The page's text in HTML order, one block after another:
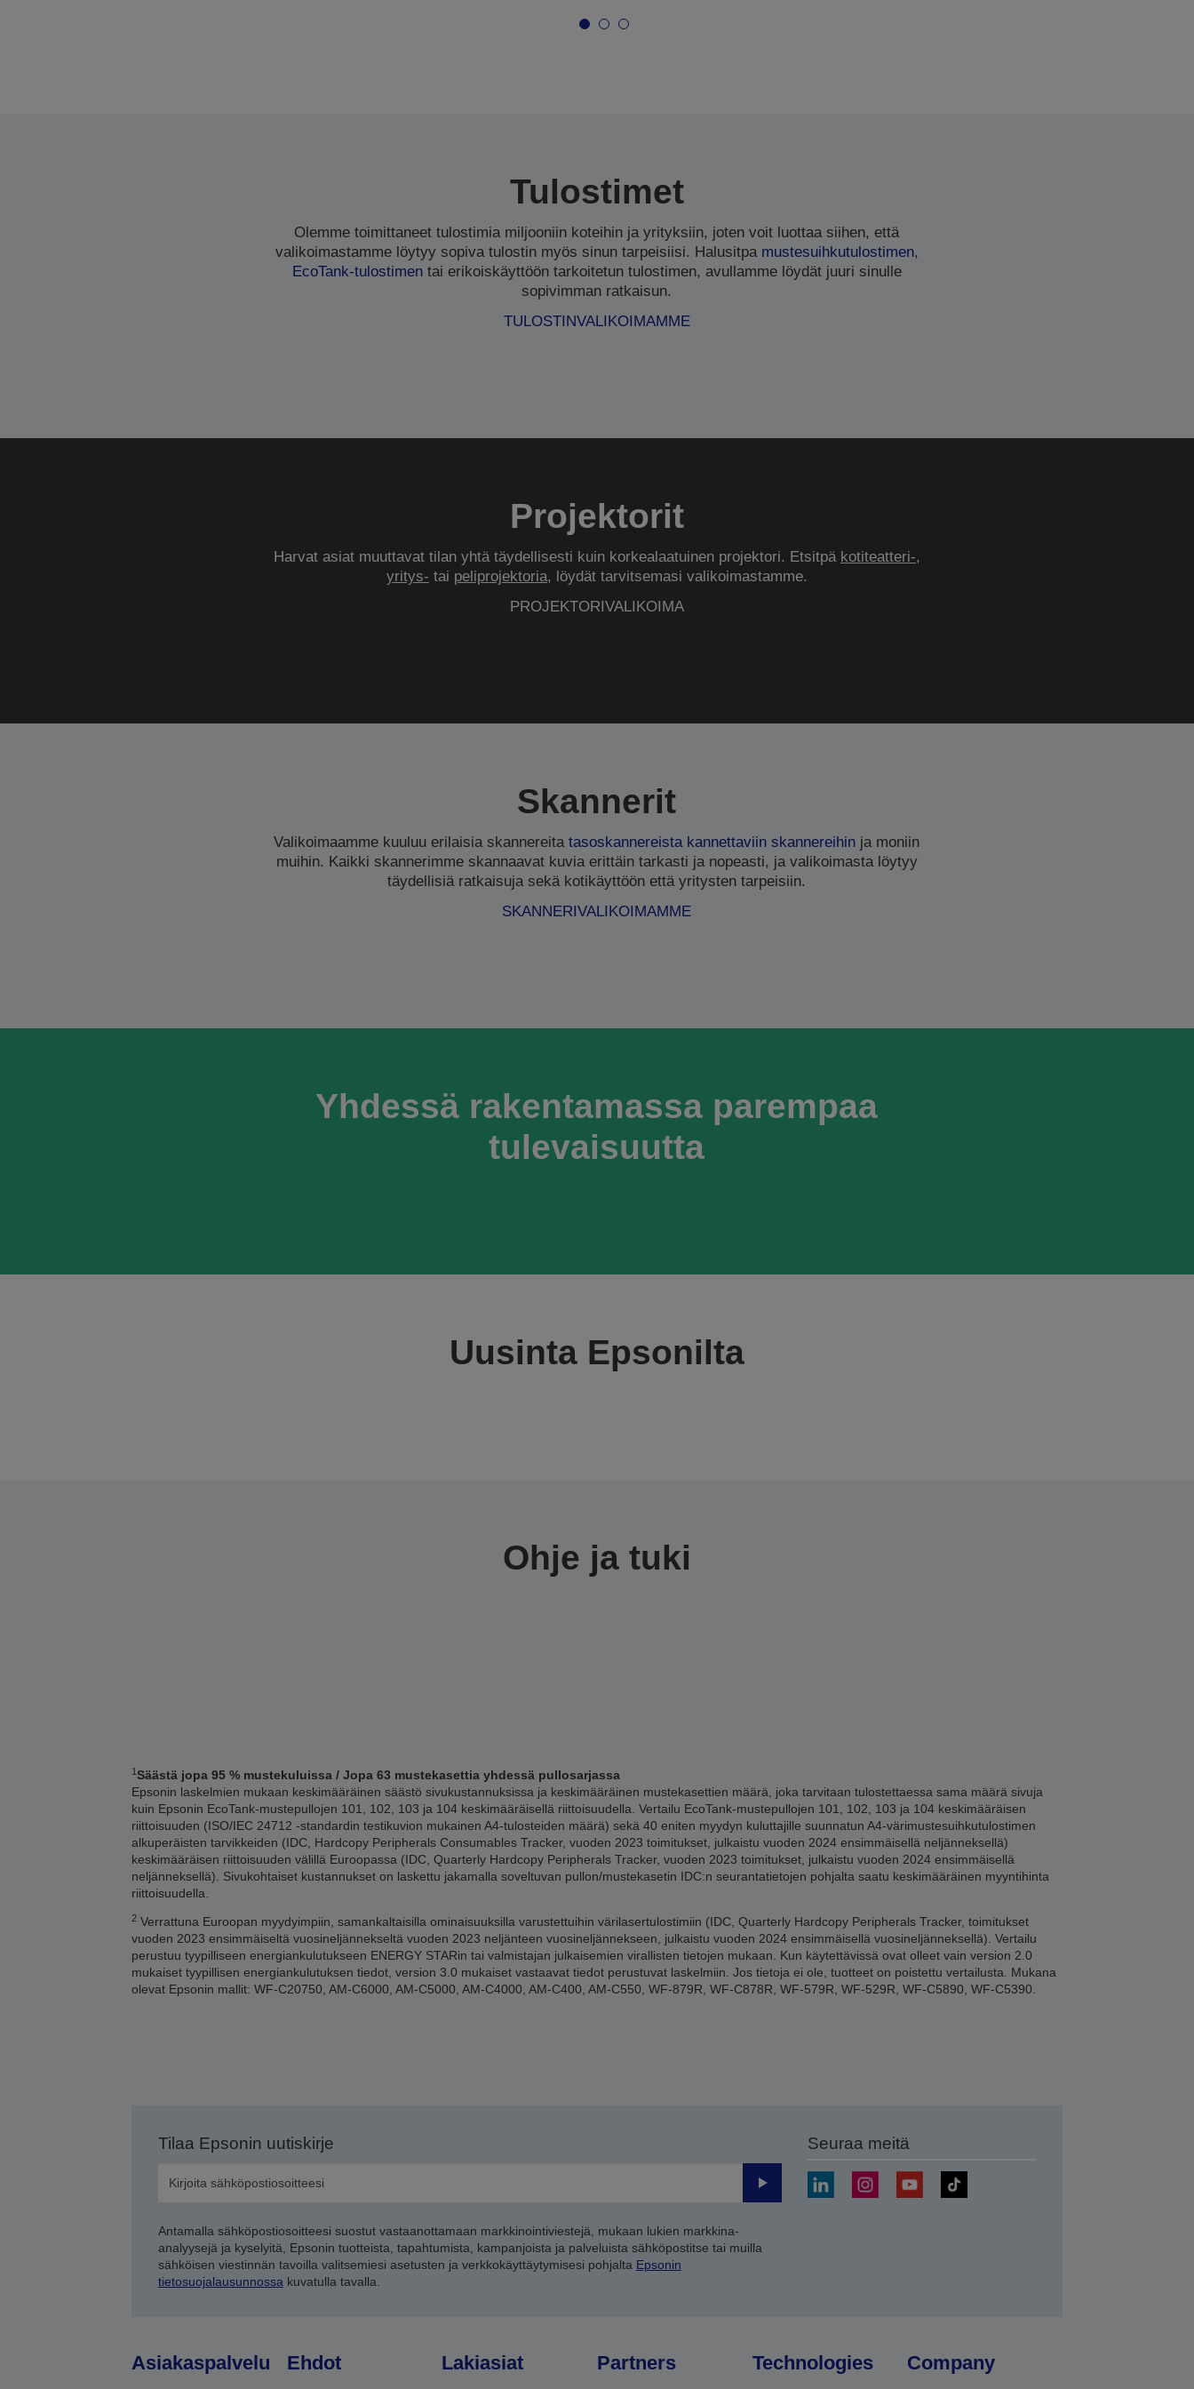
Tulostimet
Olemme toimittaneet tulostimia miljooniin koteihin ja yrityksiin, joten voit luottaa siihen, että
valikoimastamme löytyy sopiva tulostin myös sinun tarpeisiisi. Halusitpa mustesuihkutulostimen,
EcoTank-tulostimentai erikoiskäyttöön tarkoitetun tulostimen, avullamme löydät juuri sinulle
sopivimman ratkaisun.
TULOSTINVALIKOIMAMME
Projektorit
Harvat asiat muuttavat tilan yhtä täydellisesti kuin korkealaatuinen projektori. Etsitpä kotiteatteri-,
yritys- tai peliprojektoria, löydät tarvitsemasi valikoimastamme.
PROJEKTORIVALIKOIMA
Skannerit
Valikoimaamme kuuluu erilaisia skannereitatasoskannereista kannettaviin skannereihin ja moniin
muihin. Kaikki skannerimme skannaavat kuvia erittäin tarkasti ja nopeasti, ja valikoimasta löytyy
täydellisiä ratkaisuja sekä kotikäyttöön että yritysten tarpeisiin.
SKANNERIVALIKOIMAMME
Yhdessä rakentamassa parempaa
tulevaisuutta
Uusinta Epsonilta
Ohje ja tuki
1Säästä jopa 95 % mustekuluissa / Jopa 63 mustekasettia yhdessä pullosarjassa
Epsonin laskelmien mukaan keskimääräinen säästö sivukustannuksissa ja keskimääräinen mustekasettien määrä, joka tarvitaan tulostettaessa sama määrä sivuja
kuin Epsonin EcoTank-mustepullojen 101, 102, 103 ja 104 keskimääräisellä riittoisuudella. Vertailu EcoTank-mustepullojen 101, 102, 103 ja 104 keskimääräisen
riittoisuuden (ISO/IEC 24712 -standardin testikuvion mukainen A4-tulosteiden määrä) sekä 40 eniten myydyn kuluttajille suunnatun A4-värimustesuihkutulostimen
alkuperäisten tarvikkeiden (IDC, Hardcopy Peripherals Consumables Tracker, vuoden 2023 toimitukset, julkaistu vuoden 2024 ensimmäisellä neljänneksellä)
keskimääräisen riittoisuuden välillä Euroopassa (IDC, Quarterly Hardcopy Peripherals Tracker, vuoden 2023 toimitukset, julkaistu vuoden 2024 ensimmäisellä
neljänneksellä). Sivukohtaiset kustannukset on laskettu jakamalla soveltuvan pullon/mustekasetin IDC:n seurantatietojen pohjalta saatu keskimääräinen myyntihinta
riittoisuudella.
2Verrattuna Euroopan myydyimpiin, samankaltaisilla ominaisuuksilla varustettuihin värilasertulostimiin (IDC, Quarterly Hardcopy Peripherals Tracker, toimitukset
vuoden 2023 ensimmäiseltä vuosineljännekseltä vuoden 2023 neljänteen vuosineljännekseen, julkaistu vuoden 2024 ensimmäisellä vuosineljänneksellä). Vertailu
perustuu tyypilliseen energiankulutukseen ENERGY STARin tai valmistajan julkaisemien virallisten tietojen mukaan. Kun käytettävissä ovat olleet vain version 2.0
mukaiset tyypillisen energiankulutuksen tiedot, version 3.0 mukaiset vastaavat tiedot perustuvat laskelmiin. Jos tietoja ei ole, tuotteet on poistettu vertailusta. Mukana
olevat Epsonin mallit: WF-C20750, AM-C6000, AM-C5000, AM-C4000, AM-C400, AM-C550, WF-879R, WF-C878R, WF-579R, WF-529R, WF-C5890, WF-C5390.
Tilaa Epsonin uutiskirje
Lähetä
Antamalla sähköpostiosoitteesi suostut vastaanottamaan markkinointiviestejä, mukaan lukien markkina-
analyysejä ja kyselyitä, Epsonin tuotteista, tapahtumista, kampanjoista ja palveluista sähköpostitse tai muilla
sähköisen viestinnän tavoilla valitsemiesi asetusten ja verkkokäyttäytymisesi pohjalta Epsonin
tietosuojalausunnossa kuvatulla tavalla.
Seuraa meitä
Asiakaspalvelu Ehdot Lakiasiat Partners Technologies Company